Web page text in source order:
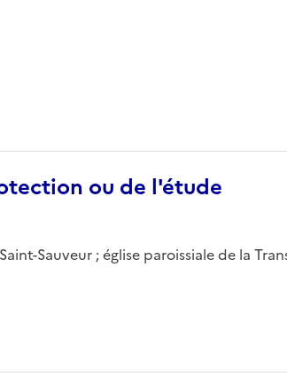
ou de l'étude
Sauveur ; église paroissiale de la